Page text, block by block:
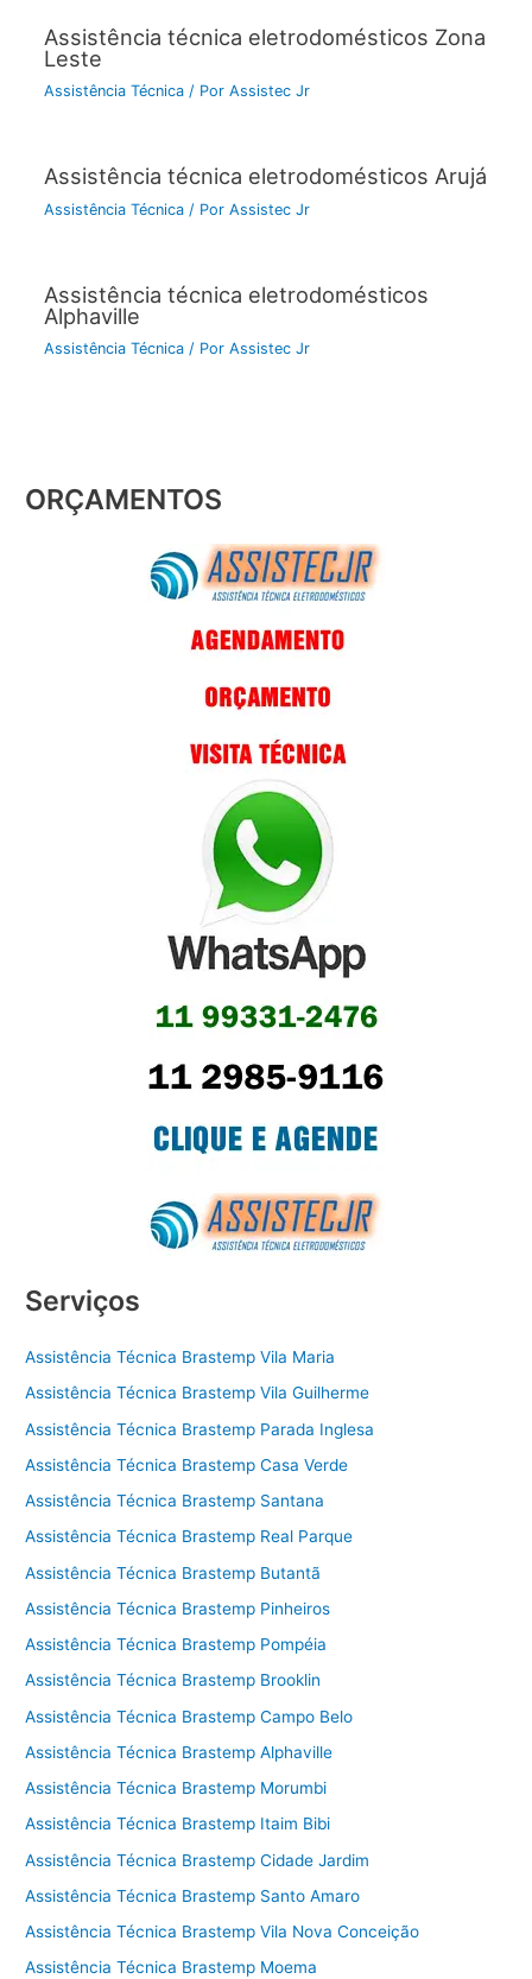
Assistência técnica eletrodomésticos Zona
Leste
Assistência Técnica/ Por Assistec Jr
Assistência técnica eletrodomésticos Arujá
Assistência Técnica/ Por Assistec Jr
Assistência técnica eletrodomésticos
Alphaville
Assistência Técnica/ Por Assistec Jr
ORÇAMENTOS
Serviços
Assistência Técnica Brastemp Vila Maria
Assistência Técnica Brastemp Vila Guilherme
Assistência Técnica Brastemp Parada Inglesa
Assistência Técnica Brastemp Casa Verde
Assistência Técnica Brastemp Santana
Assistência Técnica Brastemp Real Parque
Assistência Técnica Brastemp Butantã
Assistência Técnica Brastemp Pinheiros
Assistência Técnica Brastemp Pompéia
Assistência Técnica Brastemp Brooklin
Assistência Técnica Brastemp Campo Belo
Assistência Técnica Brastemp Alphaville
Assistência Técnica Brastemp Morumbi
Assistência Técnica Brastemp Itaim Bibi
Assistência Técnica Brastemp Cidade Jardim
Assistência Técnica Brastemp Santo Amaro
Assistência Técnica Brastemp Vila Nova Conceição
Assistência Técnica Brastemp Moema